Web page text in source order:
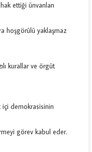
ettiği ünvanları
hoşgörülü yaklaşmaz
kurallar ve örgüt
içi demokrasisinin
görev kabul eder.